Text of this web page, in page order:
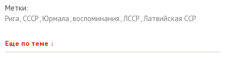
Метки:
Рига СССР Юрмала воспоминания ЛССР Латвийская ССР
Еще по теме ↓